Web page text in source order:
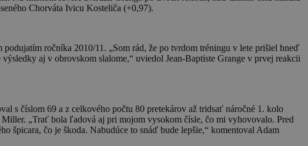
Chorváta Ivicu Kosteliča (+0,97).
ročníka 2010/11. „Som rád, že po tvrdom tréningu v lete prišiel hneď
aj v obrovskom slalome,“ uviedol Jean-Baptiste Grange v prvej reakcii
s číslom 69 a z celkového počtu 80 pretekárov až tridsať náročné 1. kolo
„Trať bola ľadová aj pri mojom vysokom čísle, čo mi vyhovovalo. Pred
špicara, čo je škoda. Nabudúce to snáď bude lepšie,“ komentoval Adam